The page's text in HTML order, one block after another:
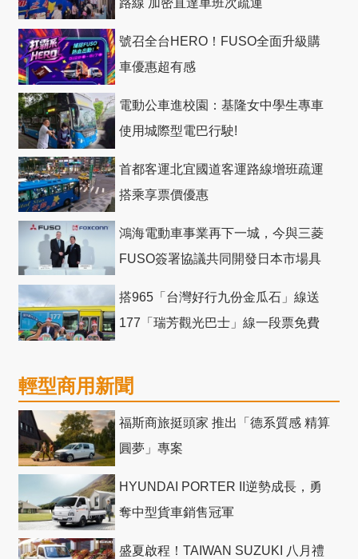
路線 加密直達車班次疏運
號召全台HERO！FUSO全面升級購
車優惠超有感
電動公車進校園：基隆女中學生專車
使用城際型電巴行駛!
首都客運北宜國道客運路線增班疏運
搭乘享票價優惠
鴻海電動車事業再下一城，今與三菱
FUSO簽署協議共同開發日本市場具
搭965「台灣好行九份金瓜石」線送
177「瑞芳觀光巴士」線一段票免費
輕型商用新聞
福斯商旅挺頭家 推出「德系質感 精算
圓夢」專案
HYUNDAI PORTER II逆勢成長，勇
奪中型貨車銷售冠軍
盛夏啟程！TAIWAN SUZUKI 八月禮